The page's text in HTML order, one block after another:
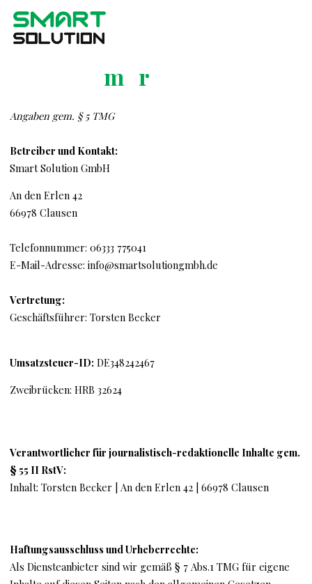
Zum
Inhalt
springen
m r
r
Angaben gem. § 5 TMG
Betreiber und Kontakt:
Smart Solution GmbH
An den Erlen 42
66978 Clausen
Telefonnummer: 06333 775041
E-Mail-Adresse: info@smartsolutiongmbh.de
Vertretung:
Geschäftsführer: Torsten Becker
Umsatzsteuer-ID: DE348242467
Zweibrücken: HRB 32624
Verantwortlicher für journalistisch-redaktionelle Inhalte gem.
§ 55 II RstV:
Inhalt: Torsten Becker | An den Erlen 42 | 66978 Clausen
Haftungsausschluss und Urheberrechte:
Als Diensteanbieter sind wir gemäß § 7 Abs.1 TMG für eigene